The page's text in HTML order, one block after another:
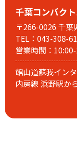
申し上げます。
2025.12.28
1月3日(土)初売りス
千葉コンパク
〒266-0026 千
TEL：043-308-
営業時間：
館山道蘇我イン
内房線 浜野駅か